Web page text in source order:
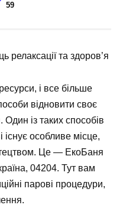
59
релаксації та здоров’я
і все більше
відновити своє
із таких способів
особливе місце,
Це — ЕкоБаня
04204. Тут вам
парові процедури,